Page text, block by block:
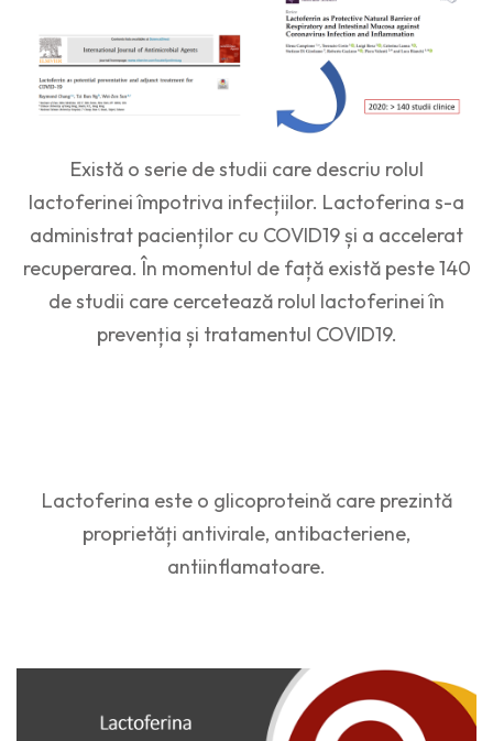
Există o serie de studii care descriu rolul
lactoferinei împotriva infecțiilor. Lactoferina s-a
administrat pacienților cu COVID19 și a accelerat
recuperarea. În momentul de față există peste 140
de studii care cercetează rolul lactoferinei în
prevenția și tratamentul COVID19.
Lactoferina este o glicoproteină care prezintă
proprietăți antivirale, antibacteriene,
antiinflamatoare.